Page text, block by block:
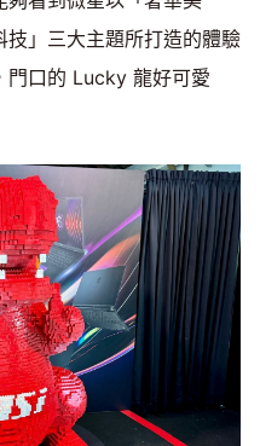
」三大主題所打造的體驗
門口的 Lucky 龍好可愛